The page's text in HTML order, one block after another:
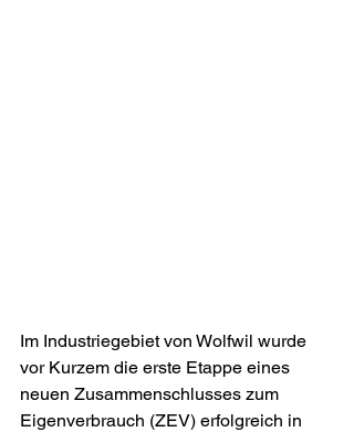
Im Industriegebiet von Wolfwil wurde
vor Kurzem die erste Etappe eines
neuen Zusammenschlusses zum
Eigenverbrauch (ZEV) erfolgreich in